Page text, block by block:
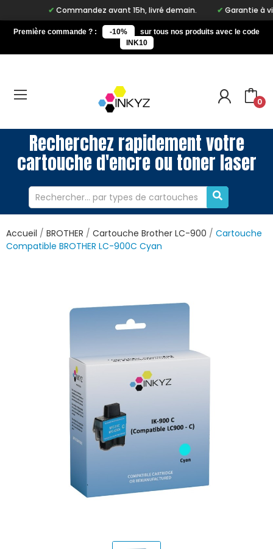
Commandez avant 15h, livré demain. Garantie à vie
Première commande ? : -10%
sur tous nos produits avec le code
INK10
0
Recherchez rapidement votre
cartouche d'encre ou toner laser
Accueil BROTHER Cartouche Brother LC-900
Cartouche
Compatible BROTHER LC-900C Cyan